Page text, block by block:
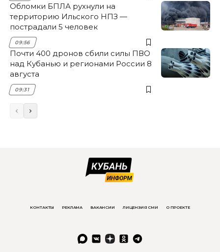
Обломки БПЛА рухнули на
территорию Ильского НПЗ —
пострадали 5 человек
09:56
Почти 400 дронов сбили силы ПВО
над Кубанью и регионами России 8
августа
09:31
КОНТАКТЫ РЕКЛАМА ВАКАНСИИ ЛИЦЕНЗИЯ СМИ О ПРОЕКТЕ